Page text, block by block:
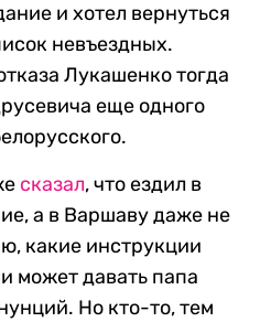
и хотел вернуться
невъездных.
Лукашенко тогда
еще одного
сказал, что ездил в
а в Варшаву даже не
какие инструкции
может давать папа
Но кто-то, тем